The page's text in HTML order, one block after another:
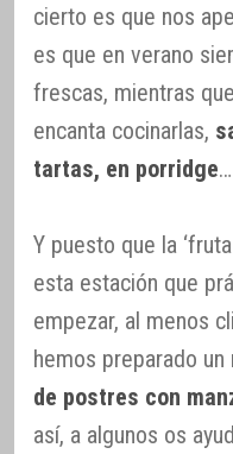
cierto es que nos
es que en verano
frescas, mientras
encanta cocinarlas,
tartas, en porridge…
Y puesto que la
esta estación que
empezar, al menos
hemos preparado
de postres con
así, a algunos os